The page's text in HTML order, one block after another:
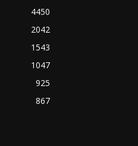
4450
2042
1543
1047
925
867